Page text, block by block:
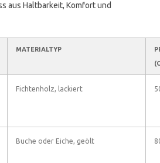
aus Haltbarkeit, Komfort und
MATERIALTYP
Fichtenholz, lackiert
Buche oder Eiche, geölt